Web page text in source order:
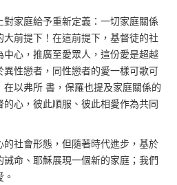
家庭給予重新定義：一切家庭關係
前提下！在這前提下，基督徒的社
心，推廣至愛眾人，這份愛是超越
性戀者，同性戀者的愛一樣可歌可
以弗所 書，保羅也提及家庭關係的
心，彼此順服、彼此相愛作為共同
社會形態，但隨著時代進步，基於
命、耶穌展現一個新的家庭；我們